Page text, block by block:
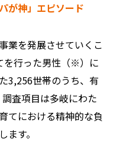
が神」エピソード
業を発展させていくこ
を行った男性（※）に
3,256世帯のうち、有
査項目は多岐にわた
てにおける精神的な負
す。